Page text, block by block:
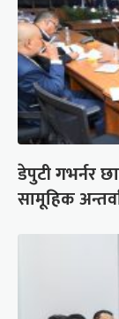
डेपुटी गभर्नर
सामूहिक